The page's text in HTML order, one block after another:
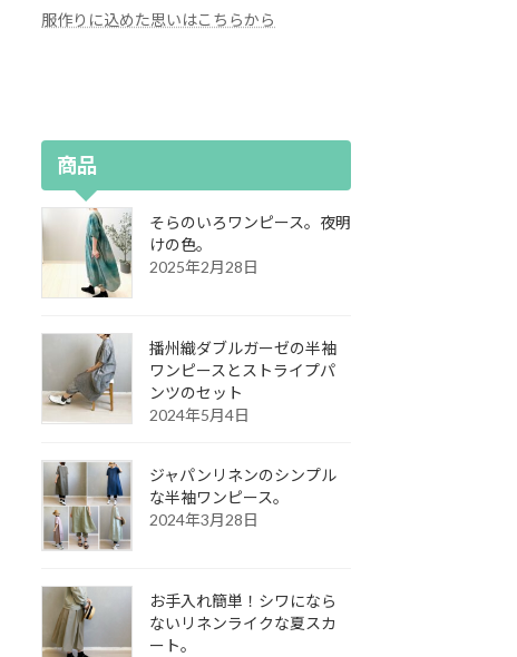
服作りに込めた思いはこちらから
商品
そらのいろワンピース。夜明
けの色。
2025年2月28日
播州織ダブルガーゼの半袖
ワンピースとストライプパ
ンツのセット
2024年5月4日
ジャパンリネンのシンプル
な半袖ワンピース。
2024年3月28日
お手入れ簡単！シワになら
ないリネンライクな夏スカ
ート。